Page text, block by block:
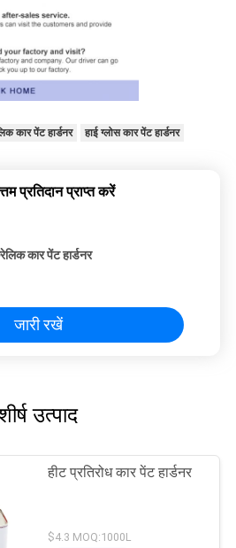
कार पेंट हार्डनर हाई ग्लोस कार पेंट हार्डनर
प्रतिदान प्राप्त करें
कार पेंट हार्डनर
जारी रखें
उत्पाद
हीट प्रतिरोध कार पेंट हार्डनर
$4.3 MOQ:1000L